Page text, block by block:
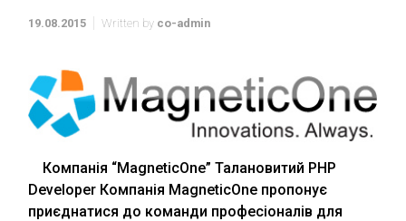
19.08.2015 Written by co-admin
Компанія “MagneticOne” Талановитий PHP
Developer Компанія MagneticOne пропонує
приєднатися до команди професіоналів для